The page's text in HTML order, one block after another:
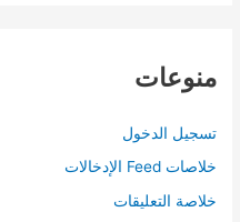
منوعات
تسجيل الدخول
خلاصات Feed الإدخالات
خلاصة التعليقات